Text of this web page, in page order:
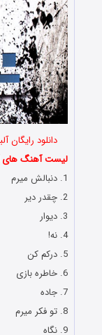
دانلود رایگان
لیست آهنگ های
1. دنبالش میرم
2. چقدر دیر
3. دیوار
4. نه!
5. درکم کن
6. خاطره بازی
7. جاده
8. تو فکر میرم
9. نگاه